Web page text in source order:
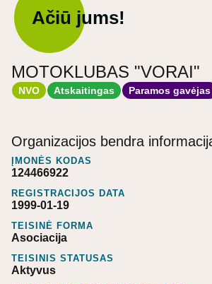
Ačiū jums!
MOTOKLUBAS "VORAI"
NVO Atskaitingas Paramos gavėjas
Organizacijos bendra
ĮMONĖS KODAS
124466922
REGISTRACIJOS DATA
1999-01-19
TEISINĖ FORMA
Asociacija
TEISINIS STATUSAS
Aktyvus